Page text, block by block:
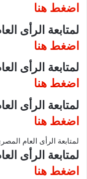
اضغط هنا
لمتابعة الرأى
اضغط هنا
لمتابعة الرأى
اضغط هنا
لمتابعة الرأى
اضغط هنا
لمتابعة الرأى العام
لمتابعة الرأى
اضغط هنا